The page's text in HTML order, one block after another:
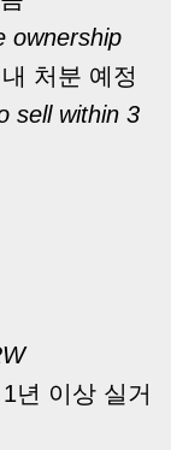
ownership
처분 예정
sell within 3
년 이상 실거